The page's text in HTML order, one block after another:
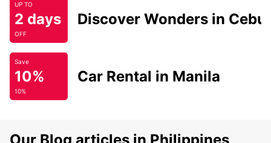
UP TO
2 days
OFF
Discover Wonders in Cebu
Save
10%
10%
Car Rental in Manila